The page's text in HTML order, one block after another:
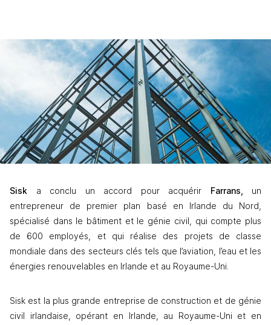
Sisk a conclu un accord pour acquérir Farrans,
un
entrepreneur de premier plan basé en Irlande du Nord,
spécialisé dans le bâtiment et le génie civil, qui compte plus
de 600 employés, et qui réalise des projets de classe
mondiale dans des secteurs clés tels que l’aviation, l’eau et les
énergies renouvelables en Irlande et au Royaume-Uni.
Sisk est la plus grande entreprise de construction et de génie
civil irlandaise, opérant en Irlande, au Royaume-Uni et en